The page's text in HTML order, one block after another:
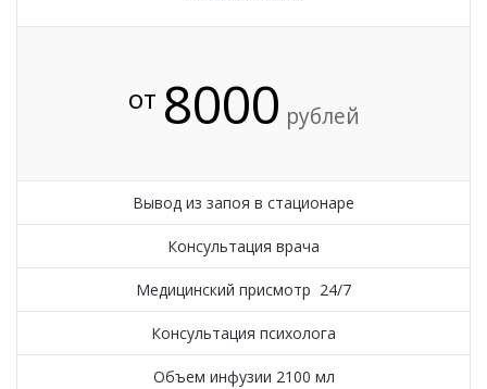
от 8000 рублей
Вывод из запоя в стационаре
Консультация врача
Медицинский присмотр 24/7
Консультация психолога
Объем инфузии 2100 мл